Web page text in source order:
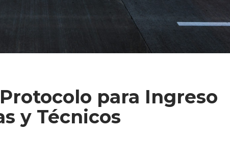
para Ingreso
y Técnicos